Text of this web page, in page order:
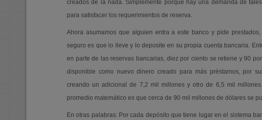
creados de la nada. Simplemente porque hay una demanda de
para satisfacer los requerimientos de reserva.
Ahora asumamos que alguien entra a este banco y pide
seguro es que lo lleve y lo deposite en su propia cuenta bancaria.
en parte de las reservas bancarias, diez por ciento se retiene y 90
disponible como nuevo dinero creado para más préstamos, por
creando un adicional de 7,2 mil millones y otro de 6,5 mil
promedio matemático es que cerca de 90 mil millones de dólares se
En otras palabras: Por cada depósito que tiene lugar en el sistema